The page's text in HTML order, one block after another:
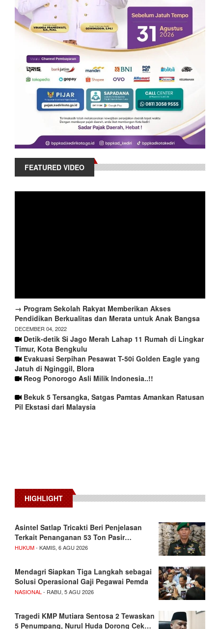
FEATURED VIDEO
→ Program Sekolah Rakyat Memberikan Akses
Pendidikan Berkualitas dan Merata untuk Anak Bangsa
DECEMBER 04, 2022
Detik-detik Si Jago Merah Lahap 11 Rumah di Lingkar
Timur, Kota Bengkulu
Evakuasi Serpihan Pesawat T-50i Golden Eagle yang
Jatuh di Nginggil, Blora
Reog Ponorogo Asli Milik Indonesia..!!
Bekuk 5 Tersangka, Satgas Pamtas Amankan Ratusan
Pil Ekstasi dari Malaysia
HIGHLIGHT
Asintel Satlap Tricakti Beri Penjelasan
Terkait Penanganan 53 Ton Pasir…
HUKUM- KAMIS, 6 AGU 2026
Mendagri Siapkan Tiga Langkah sebagai
Solusi Operasional Gaji Pegawai Pemda
NASIONAL - RABU, 5 AGU 2026
Tragedi KMP Mutiara Sentosa 2 Tewaskan
5 Penumpang, Nurul Huda Dorong Cek…